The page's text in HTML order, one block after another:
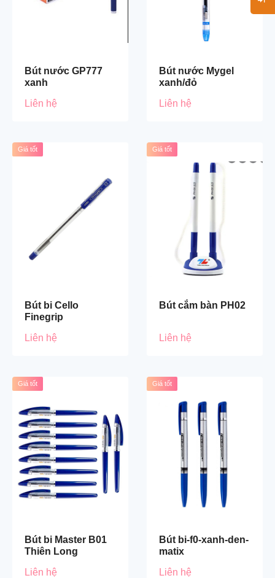
Bút nước GP777
xanh
Liên hệ
Bút nước Mygel
xanh/đỏ
Liên hệ
Giá tốt
Bút bi Cello
Finegrip
Liên hệ
Giá tốt
Bút cắm bàn PH02
Liên hệ
Giá tốt
Bút bi Master B01
Thiên Long
Liên hệ
Giá tốt
Bút bi-f0-xanh-den-
matix
Liên hệ